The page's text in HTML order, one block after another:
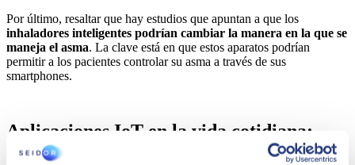
Por último, resaltar que hay estudios que apuntan a que los
inhaladores inteligentes podrían cambiar la manera en la que se
maneja el asma. La clave está en que estos aparatos podrían
permitir a los pacientes controlar su asma a través de sus
smartphones.
Aplicaciones IoT en la vida cotidiana:
botellas de agua y plazas de aparcamiento